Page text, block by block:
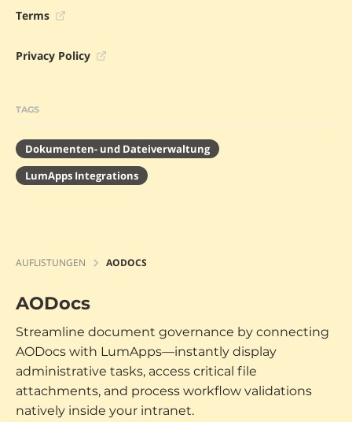
Terms
Privacy Policy
TAGS
Dokumenten- und Dateiverwaltung
LumApps Integrations
AUFLISTUNGEN AODOCS
AODocs
Streamline document governance by connecting
AODocs with LumApps—instantly display
administrative tasks, access critical file
attachments, and process workflow validations
natively inside your intranet.